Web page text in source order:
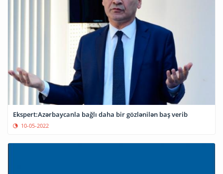
Ekspert:Azərbaycanla bağlı daha bir gözlənilən baş verib
10-05-2022